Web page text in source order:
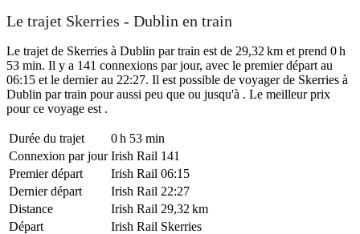
Le trajet Skerries - Dublin en train
Le trajet de Skerries à Dublin par train est de 29,32 km et prend 0 h
53 min. Il y a 141 connexions par jour, avec le premier départ au
06:15 et le dernier au 22:27. Il est possible de voyager de Skerries à
Dublin par train pour aussi peu que ou jusqu'à . Le meilleur prix
pour ce voyage est .
Durée du trajet
0 h 53 min
Connexion par jour Irish Rail 141
Premier départ
Irish Rail 06:15
Dernier départ
Irish Rail 22:27
Distance
Irish Rail 29,32 km
Départ
Irish Rail Skerries